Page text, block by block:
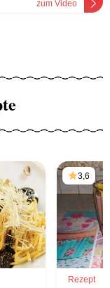
zum Video
3,6
Rezept